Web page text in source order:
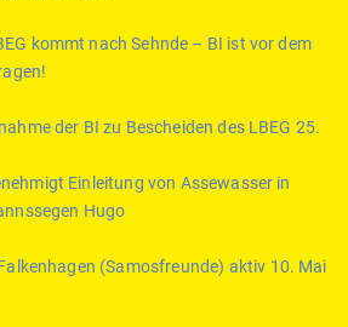
kommt nach Sehnde – BI ist vor dem
der BI zu Bescheiden des LBEG 25.
Einleitung von Assewasser in
Hugo
(Samosfreunde) aktiv 10. Mai